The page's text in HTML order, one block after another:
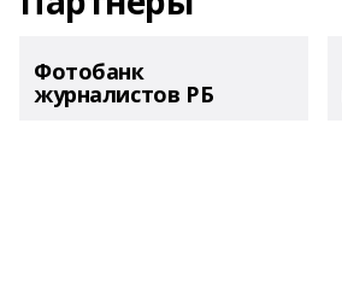
Фотобанк
журналистов РБ